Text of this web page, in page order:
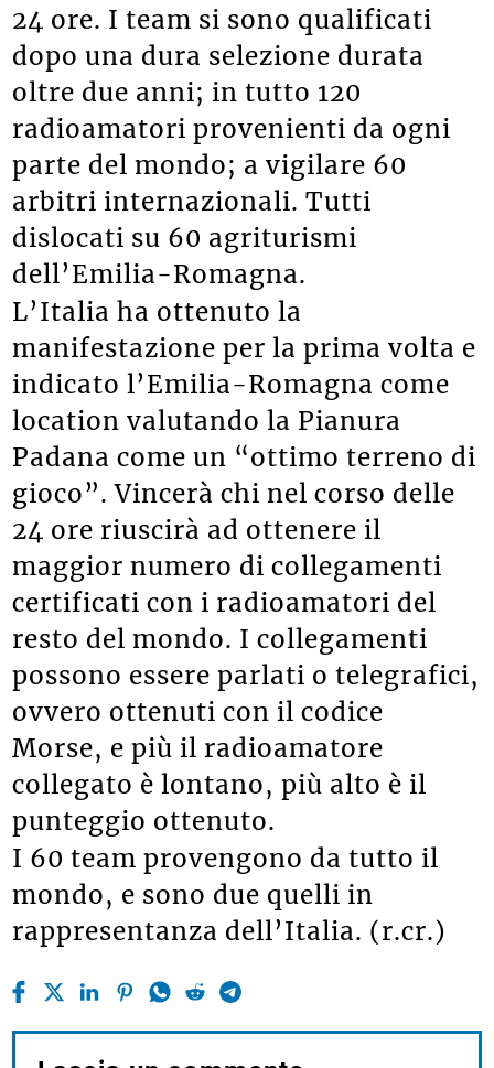
24 ore. I team si sono qualificati
dopo una dura selezione durata
oltre due anni; in tutto 120
radioamatori provenienti da ogni
parte del mondo; a vigilare 60
arbitri internazionali. Tutti
dislocati su 60 agriturismi
dell’Emilia-Romagna.
L’Italia ha ottenuto la
manifestazione per la prima volta e
indicato l’Emilia-Romagna come
location valutando la Pianura
Padana come un “ottimo terreno di
gioco”. Vincerà chi nel corso delle
24 ore riuscirà ad ottenere il
maggior numero di collegamenti
certificati con i radioamatori del
resto del mondo. I collegamenti
possono essere parlati o telegrafici,
ovvero ottenuti con il codice
Morse, e più il radioamatore
collegato è lontano, più alto è il
punteggio ottenuto.
I 60 team provengono da tutto il
mondo, e sono due quelli in
rappresentanza dell’Italia. (r.cr.)